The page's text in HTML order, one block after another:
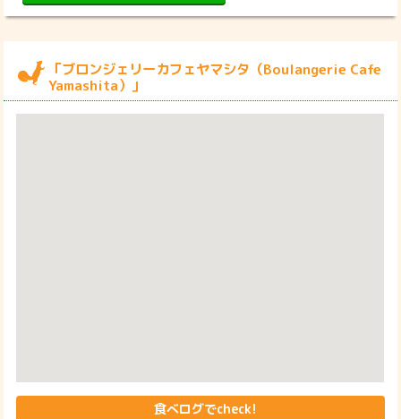
「ブロンジェリーカフェヤマシタ（Boulangerie Cafe
Yamashita）」
食べログでcheck!